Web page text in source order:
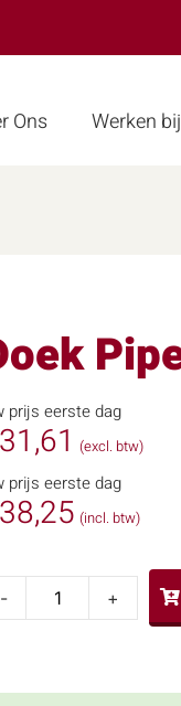
Ons Werken
prijs eerste dag
31,61 (excl. btw)
prijs eerste dag
38,25 (incl. btw)
- +